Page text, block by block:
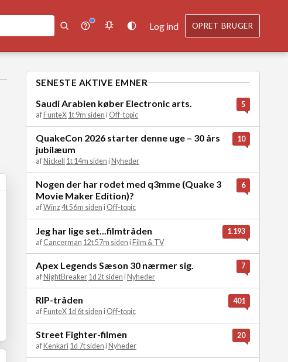
Log ind OPRET BRUGER
SENESTE AKTIVE EMNER
Saudi Arabien køber Electronic arts.
af FunteX 1t 9m siden i Off-topic
5
QuakeCon 2026 starter denne uge – 30 års
jubilæum
af Nickell 1t 14m siden i Nyheder
10
Nogen der har rodet med q3mme (Quake 3
Movie Maker Edition)?
afWinz4t 56m siden i Off-topic
6
Jeg har lige set...filmtråden
af Cancerman 12t 57m siden iFilm & TV
1.193
Apex Legends Sæson 30 nærmer sig.
afNightBreaker 1d 2t siden iNyheder
7
RIP-tråden
af FunteX 1d 6t siden i Off-topic
401
Street Fighter-filmen
af Kenkari 1d 7t siden i Nyheder
20